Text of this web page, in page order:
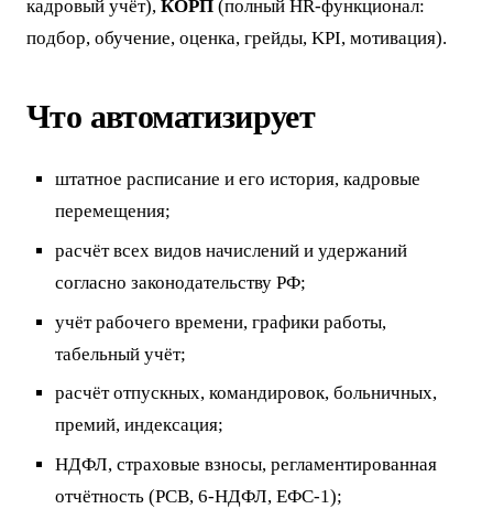
кадровый учёт), КОРП (полный HR-функционал:
подбор, обучение, оценка, грейды, KPI, мотивация).
Что автоматизирует
штатное расписание и его история, кадровые
перемещения;
расчёт всех видов начислений и удержаний
согласно законодательству РФ;
учёт рабочего времени, графики работы,
табельный учёт;
расчёт отпускных, командировок, больничных,
премий, индексация;
НДФЛ, страховые взносы, регламентированная
отчётность (РСВ, 6-НДФЛ, ЕФС-1);